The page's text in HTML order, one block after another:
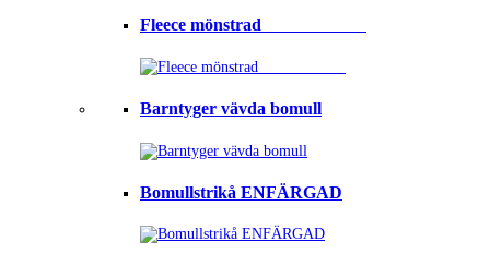
Fleece mönstrad⠀⠀⠀⠀⠀⠀⠀⠀
Barntyger vävda bomull
Bomullstrikå ENFÄRGAD